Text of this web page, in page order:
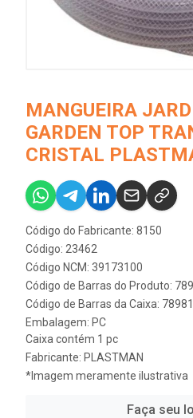
MANGUEIRA
GARDEN TOP
CRISTAL
Código do Fabricante: 8150
Código: 23462
Código NCM: 39173100
Código de Barras do Produto:
Código de Barras da Caixa:
Embalagem: PC
Caixa contém 1 pc
Fabricante: PLASTMAN
*Imagem meramente ilustrativa
Faça seu